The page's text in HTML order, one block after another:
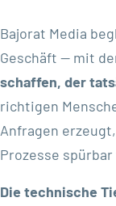
Bajorat Media
Geschäft — mit
schaffen, der
richtigen
Anfragen
Prozesse
Die technische